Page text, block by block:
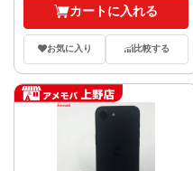
カートに入れる
お気に入り 比較する